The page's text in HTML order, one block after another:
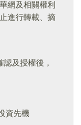
網及相關權利
進行轉載、摘
認及授權後，
資先機